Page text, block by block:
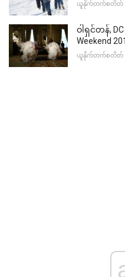
ယူနိုက်တက်စတိတ်
ဝါရှင်တန်,
Weekend
ယူနိုက်တက်စတိတ်